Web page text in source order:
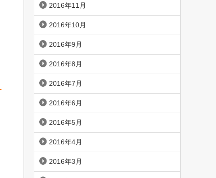
2016年11月
2016年10月
2016年9月
2016年8月
2016年7月
2016年6月
2016年5月
2016年4月
2016年3月